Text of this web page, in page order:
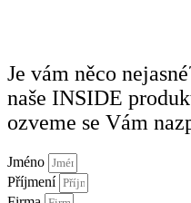
Je vám něco
naše INSIDE
ozveme se Vám
Jméno
Příjmení